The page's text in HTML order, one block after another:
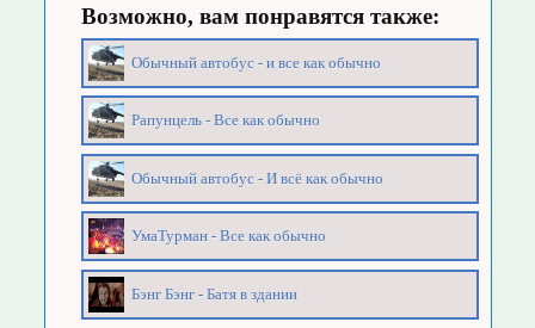
Возможно, вам понравятся также:
Обычный автобус - и все как обычно
Рапунцель - Все как обычно
Обычный автобус - И всё как обычно
УмаТурман - Все как обычно
Бэнг Бэнг - Батя в здании